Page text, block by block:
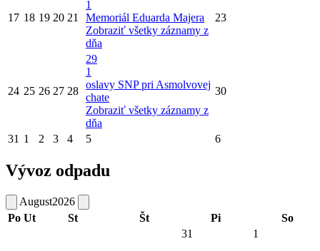
17 18 19 20 21
1
Memoriál Eduarda Majera
Zobraziť všetky záznamy z
dňa
23
24 25 26 27 28
29
1
oslavy SNP pri Asmolvovej
chate
Zobraziť všetky záznamy z
dňa
30
31 1 2 3 4 5 6
Vývoz odpadu
August2026
Po Ut St Št Pi So
31
1